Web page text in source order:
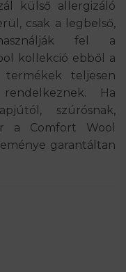
külső allergizáló
csak a legbelső,
fel a
kollekció ebből a
teljesen
Ha
szúrósnak,
a Comfort Wool
garantáltan